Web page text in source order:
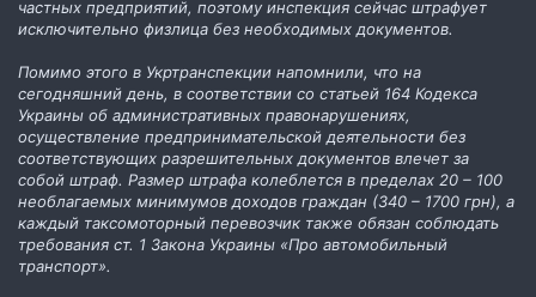
частных предприятий, поэтому инспекция сейчас штрафует
исключительно физлица без необходимых документов.
Помимо этого в Укртранспекции напомнили, что на
сегодняшний день, в соответствии со статьей 164 Кодекса
Украины об административных правонарушениях,
осуществление предпринимательской деятельности без
соответствующих разрешительных документов влечет за
собой штраф. Размер штрафа колеблется в пределах 20 – 100
необлагаемых минимумов доходов граждан (340 – 1700 грн), а
каждый таксомоторный перевозчик также обязан соблюдать
требования ст. 1 Закона Украины «Про автомобильный
транспорт».